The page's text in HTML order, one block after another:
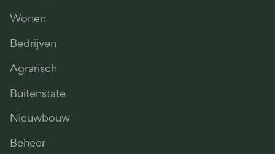
Wonen
Bedrijven
Agrarisch
Buitenstate
Nieuwbouw
Beheer